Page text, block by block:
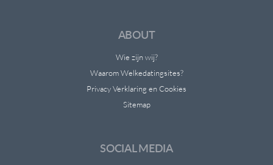
ABOUT
Wie zijn wij?
Waarom Welkedatingsites?
Privacy Verklaring en Cookies
Sitemap
SOCIAL MEDIA